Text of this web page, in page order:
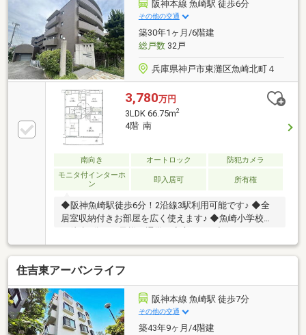
阪神本線 魚崎駅 徒歩6分
その他の交通
築30年1ヶ月/6階建
総戸数32戸
兵庫県神戸市東灘区魚崎北町４
3,780万円
3LDK 66.75m2
4階 南
南向き オートロック
防犯カメラ
モニタ付インターホ
ン
即入居可 所有権
◆阪神魚崎駅徒歩6分！2沿線3駅利用可能です♪ ◆全
居室収納付きお部屋を広く使えます♪ ◆魚崎小学校ま
ンビニが徒歩10圏内に多数あり生活至便♪
住吉東アーバンライフ
阪神本線 魚崎駅 徒歩7分
その他の交通
築43年9ヶ月/4階建